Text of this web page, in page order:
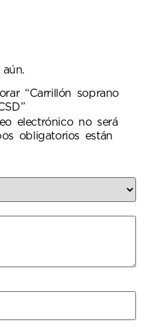
“Carrillón soprano
electrónico no será
obligatorios están